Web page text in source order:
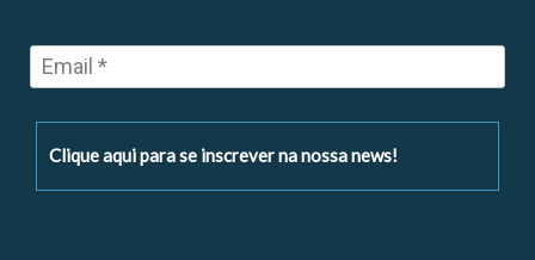
Clique aqui para se inscrever na nossa news!